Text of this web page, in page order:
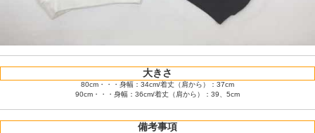
大きさ
80cm・・・身幅：34cm/着丈（肩から）：37cm
90cm・・・身幅：36cm/着丈（肩から）：39、5cm
備考事項